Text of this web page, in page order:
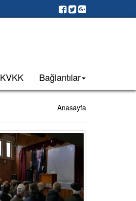
KVKK Bağlantılar
Anasayfa